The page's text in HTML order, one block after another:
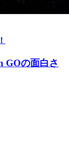
GOの面白さ